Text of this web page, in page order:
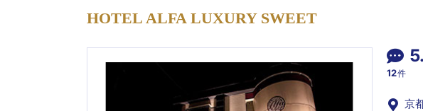
HOTEL ALFA LUXURY SWEET
5.
12件
京